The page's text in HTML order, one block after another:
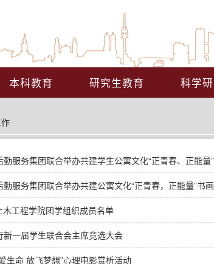
本科教育 研究生教育 科学
勤服务集团联合举办共建学生公寓文化“正青春、正能
服务集团联合举办共建公寓文化“正青春，正能量”书
工程学院团学组织成员名单
新一届学生联合会主席竞选大会
生命 放飞梦想”心理电影赏析活动